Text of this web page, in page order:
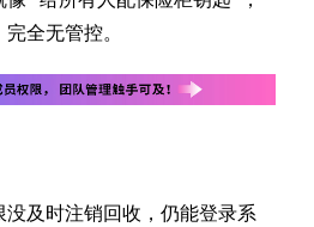
全无管控。
没及时注销回收，仍能登录系